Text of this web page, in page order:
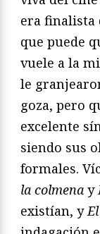
era finalista
que puede
vuele a la
le
goza, pero
excelente
siendo sus
formales.
la colmena y
existían, y